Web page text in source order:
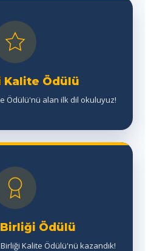
Kalite Ödülü
Ödülü'nü alan ilk dil okuluyuz!
Ödülü
Kalite Ödülü'nü kazandık!